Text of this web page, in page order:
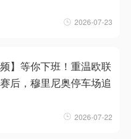
2026-07-23
频】等你下班！重温欧联
后，穆里尼奥停车场追
2026-07-22